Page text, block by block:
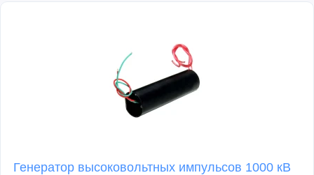
Генератор высоковольтных импульсов 1000 кВ